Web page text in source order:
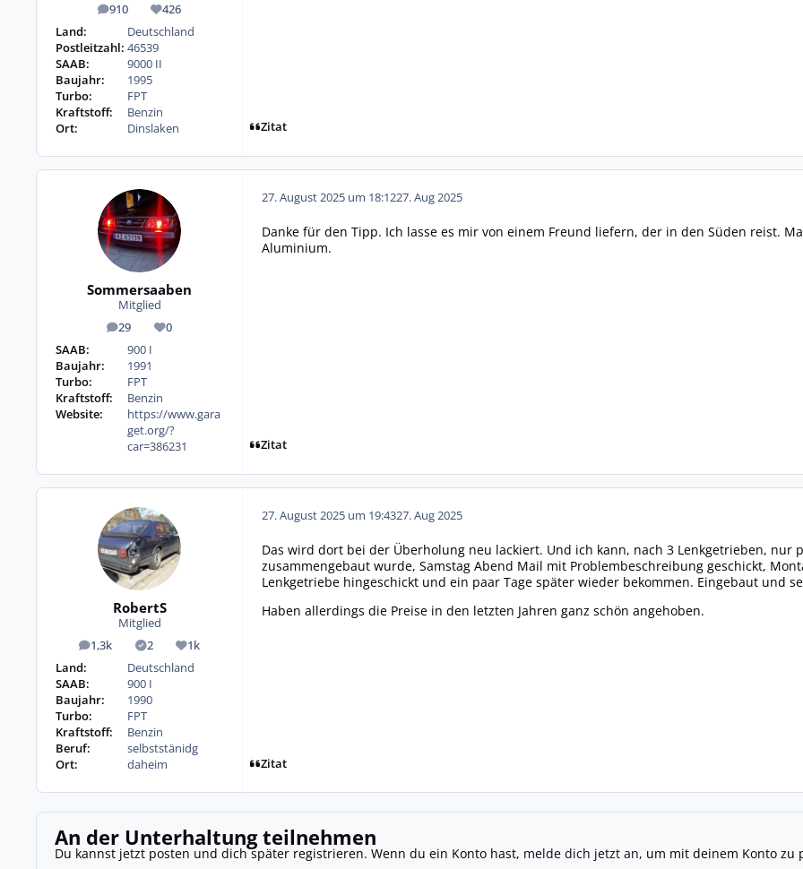
910
Beiträge 426
Reputation
Land:
Deutschland
Postleitzahl: 46539
SAAB:
9000 II
Baujahr:
1995
Turbo:
FPT
Kraftstoff:
Benzin
Ort:
Dinslaken Zitat
Sommersaaben
Mitglied
29
Beiträge 0
Reputation
SAAB:
900 I
Baujahr:
1991
Turbo:
FPT
Kraftstoff:
Benzin
Website:
https://www.gara
get.org/?
car=386231
27. August 2025 um 18:1227. Aug 2025
Danke für den Tipp. Ich lasse es mir von einem Freund liefern, der in den Süden reist.
Aluminium.
Zitat
RobertS
Mitglied
1,3k
Beiträge 2
Lösungen
1k
Reputation
Land:
Deutschland
SAAB:
900 I
Baujahr:
1990
Turbo:
FPT
Kraftstoff:
Benzin
Beruf:
selbststänidg
Ort:
daheim
27. August 2025 um 19:4327. Aug 2025
Das wird dort bei der Überholung neu lackiert. Und ich kann, nach 3 Lenkgetrieben,
zusammengebaut wurde, Samstag Abend Mail mit Problembeschreibung geschickt,
Lenkgetriebe hingeschickt und ein paar Tage später wieder bekommen. Eingebaut und
Haben allerdings die Preise in den letzten Jahren ganz schön angehoben.
Zitat
An der Unterhaltung teilnehmen
Du kannst jetzt posten und dich später registrieren. Wenn du ein Konto hast, melde dich jetzt an, um mit deinem Konto zu